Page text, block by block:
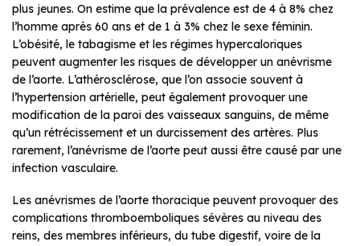
plus jeunes. On estime que la prévalence est de 4 à 8% chez
l’homme après 60 ans et de 1 à 3% chez le sexe féminin.
L’obésité, le tabagisme et les régimes hypercaloriques
peuvent augmenter les risques de développer un anévrisme
de l’aorte. L’athérosclérose, que l’on associe souvent à
l’hypertension artérielle, peut également provoquer une
modification de la paroi des vaisseaux sanguins, de même
qu’un rétrécissement et un durcissement des artères. Plus
rarement, l’anévrisme de l’aorte peut aussi être causé par une
infection vasculaire.
Les anévrismes de l’aorte thoracique peuvent provoquer des
complications thromboemboliques sévères au niveau des
reins, des membres inférieurs, du tube digestif, voire de la